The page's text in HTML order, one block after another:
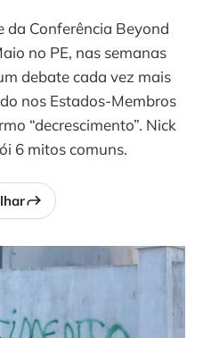
da Conferência Beyond
no PE, nas semanas
debate cada vez mais
nos Estados-Membros
“decrescimento”. Nick
6 mitos comuns.